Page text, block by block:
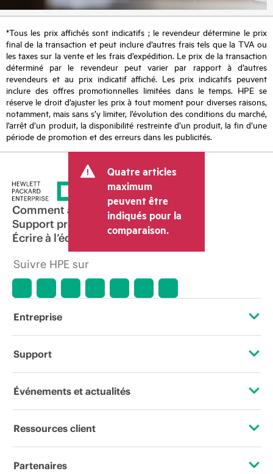
*Tous les prix affichés sont indicatifs ; le revendeur détermine le prix
final de la transaction et peut inclure d’autres frais tels que la TVA ou
les taxes sur la vente et les frais d’expédition. Le prix de la transaction
déterminé par le revendeur peut varier par rapport à d’autres
revendeurs et au prix indicatif affiché. Les prix indicatifs peuvent
inclure des offres promotionnelles limitées dans le temps. HPE se
réserve le droit d’ajuster les prix à tout moment pour diverses raisons,
notamment, mais sans s’y limiter, l’évolution des conditions du marché,
l’arrêt d’un produit, la disponibilité restreinte d’un produit, la fin d’une
période de promotion et des erreurs dans les publicités.
Quatre articles
maximum
peuvent être
indiqués pour la
comparaison.
Comment acheter
Support produit
Écrire à l’équipe commerciale
Suivre HPE sur
Entreprise
À propos de HPE
Responsabilité d’entreprise
HPE Labs
Support
Services d’assistance opérationnelle (OSS)
Événements et actualités
Événements
Ressources client
Nous contacter
Partenaires